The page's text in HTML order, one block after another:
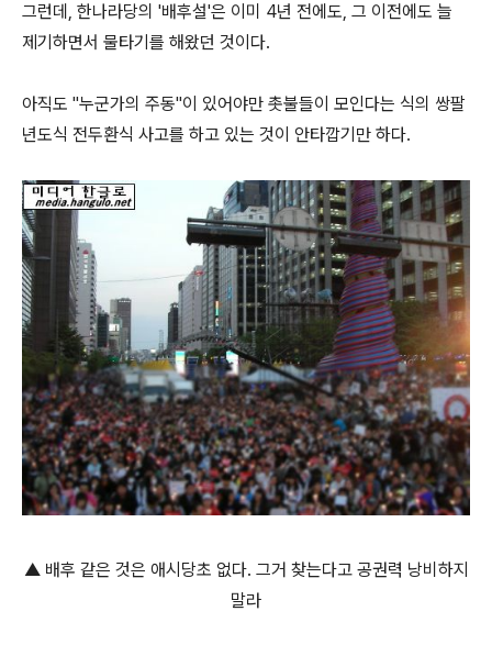
그런데, 한나라당의 '배후설'은 이미 4년 전에도, 그 이전에도 늘
제기하면서 물타기를 해왔던 것이다.
아직도 "누군가의 주동"이 있어야만 촛불들이 모인다는 식의 쌍팔
년도식 전두환식 사고를 하고 있는 것이 안타깝기만 하다.
▲ 배후 같은 것은 애시당초 없다. 그거 찾는다고 공권력 낭비하지
말라